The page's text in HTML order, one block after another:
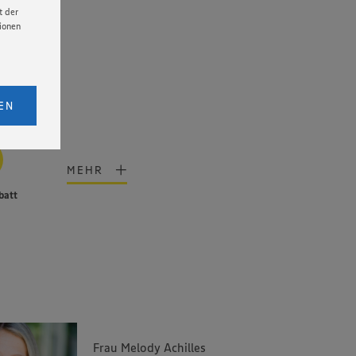
der
1
MEHR
Frau Melody Achilles